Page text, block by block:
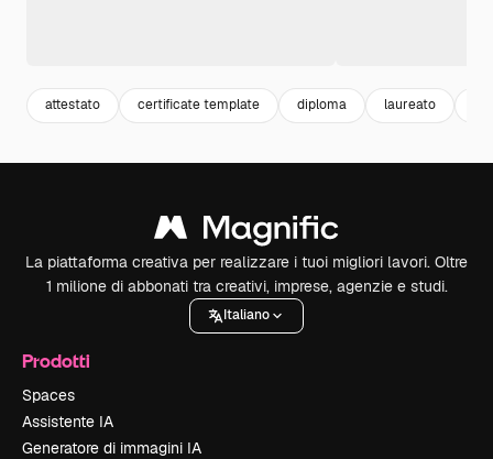
attestato certificate template diploma laureato
La piattaforma creativa per realizzare i tuoi migliori lavori. Oltre
1 milione di abbonati tra creativi, imprese, agenzie e studi.
Italiano
Prodotti
Spaces
Assistente IA
Generatore di immagini IA